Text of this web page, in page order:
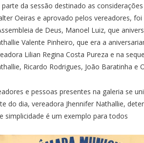
parte da sessão destinado as
Oeiras e aprovado pelos vereadores,
de Deus, Manoel Luiz, que
Valente Pinheiro, que era a
Lilian Regina Costa Pureza e na
Ricardo Rodrigues, João Baratinha e
e pessoas presentes na galeria se
do dia, vereadora Jhennifer Nathallie,
simplicidade é um exemplo para todos